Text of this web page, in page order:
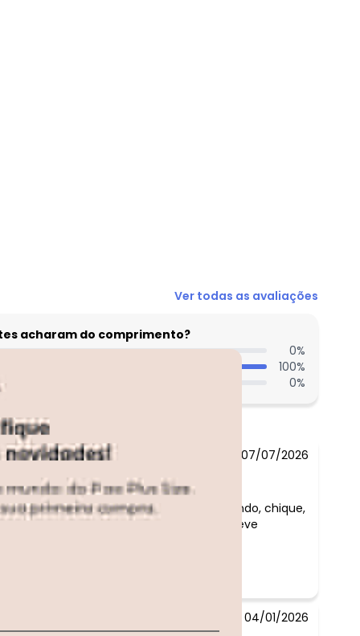
Ver todas as avaliações
acharam do comprimento?
0%
100%
0%
07/07/2026
Comentário:
casaquinho lindo, chique,
amei tecido leve
04/01/2026